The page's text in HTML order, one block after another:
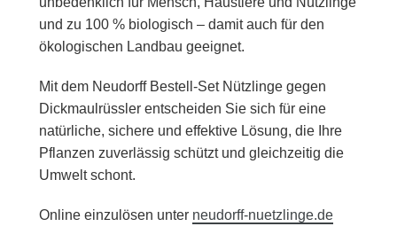
und zu 100 % biologisch – damit auch für den
ökologischen Landbau geeignet.
Mit dem Neudorff Bestell-Set Nützlinge gegen
Dickmaulrüssler entscheiden Sie sich für eine
natürliche, sichere und effektive Lösung, die Ihre
Pflanzen zuverlässig schützt und gleichzeitig die
Umwelt schont.
Online einzulösen unter neudorff-nuetzlinge.de